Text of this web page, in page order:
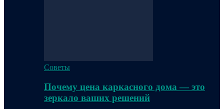
Советы
Почему цена каркасного дома — это
зеркало ваших решений